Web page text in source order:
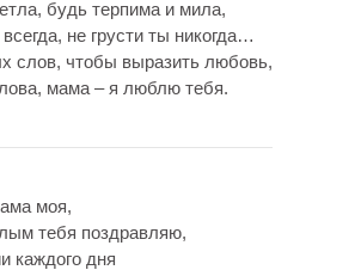
будь терпима и мила,
не грусти ты никогда…
слов, чтобы выразить любовь,
мама – я люблю тебя.
моя,
тебя поздравляю,
каждого дня